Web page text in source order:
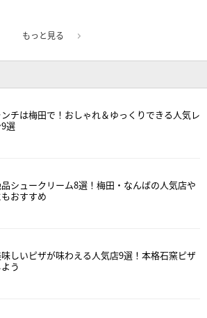
もっと見る
チは梅田で！おしゃれ＆ゆっくりできる人気レ
選
シュークリーム8選！梅田・なんばの人気店や
おすすめ
しいピザが味わえる人気店9選！本格石窯ピザ
う